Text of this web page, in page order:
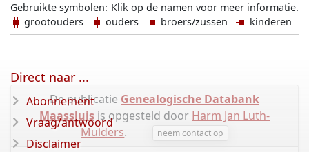
Klik op de namen voor meer informatie.
Gebruikte symbolen:
grootouders
ouders broers/zussen kinderen
De publicatie Genealogische Databank
Maassluis is opgesteld door Harm Jan Luth-
Mulders. neem contact op
Direct naar ...
Abonnement
Vraag/antwoord
Disclaimer